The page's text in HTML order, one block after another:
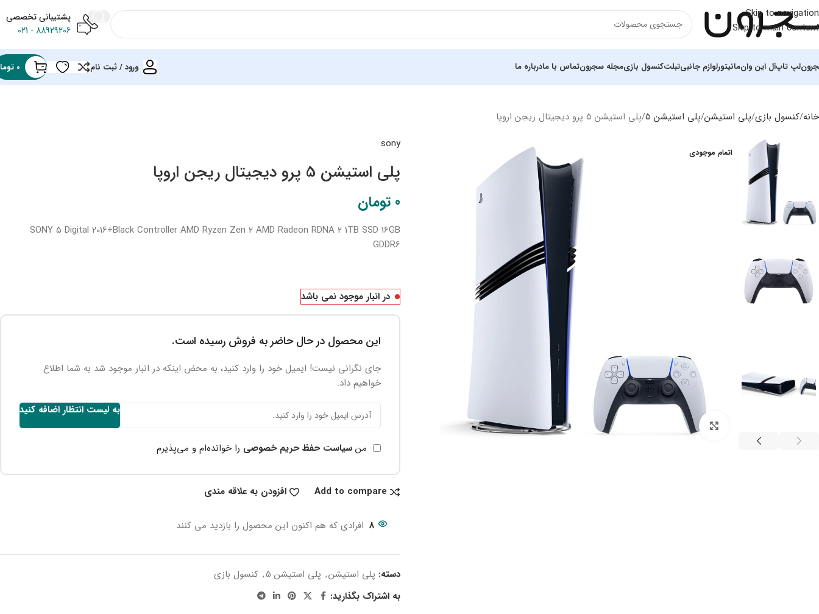
Skip to navigation
Skip to main content
پشتیبانی تخصصی
88929206 - 021
لپ تاپ
لپ تاپ لنوو (مشاهده همه)
آل این وانمانیتورلوازم جانبیتبلتکنسول بازیمجله سجرونتماس با مادرباره ما ورود / ثبت نام 0
خانه کنسول بازی پلی استیشن پلی استیشن 5 پلی استیشن 5 پرو دیجیتال ریجن اروپا
اتمام موجودی
بزرگنمایی تصویر
sony
پلی استیشن 5 پرو دیجیتال ریجن اروپا
0 تومان
SONY 5 Digital 2016+Black Controller AMD Ryzen Zen 2 AMD Radeon RDNA 2 1TB SSD 16GB
GDDR6
در انبار موجود نمی باشد
این محصول در حال حاضر به فروش رسیده است.
جای نگرانی نیست! ایمیل خود را وارد کنید، به محض اینکه در انبار موجود شد به شما اطلاع
خواهیم داد.
به لیست انتظار اضافه کنید
من سیاست حفظ حریم خصوصی را خوانده‌ام و می‌پذیرم
Add to compare افزودن به علاقه مندی
8 افرادی که هم اکنون این محصول را بازدید می کنند
دسته: پلی استیشن, پلی استیشن 5 , کنسول بازی
به اشتراک بگذارید: